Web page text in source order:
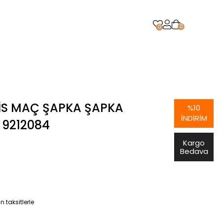
0 0
MAÇ ŞAPKA ŞAPKA
taksitlerle
%10
İNDIRIM
Kargo
Bedava